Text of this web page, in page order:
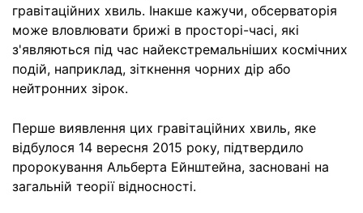
гравітаційних хвиль. Інакше кажучи, обсерваторія
може вловлювати брижі в просторі-часі, які
з'являються під час найекстремальніших космічних
подій, наприклад, зіткнення чорних дір або
нейтронних зірок.
Перше виявлення цих гравітаційних хвиль, яке
відбулося 14 вересня 2015 року, підтвердило
пророкування Альберта Ейнштейна, засновані на
загальній теорії відносності.